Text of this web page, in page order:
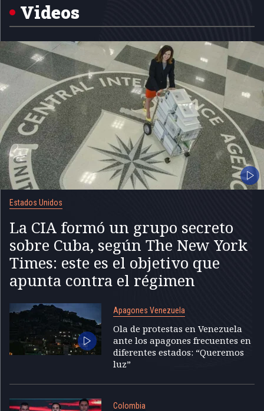
Videos
Estados Unidos
La CIA formó un grupo secreto
sobre Cuba, según The New York
Times: este es el objetivo que
apunta contra el régimen
Apagones Venezuela
Ola de protestas en Venezuela
ante los apagones frecuentes en
diferentes estados: “Queremos
luz”
Colombia